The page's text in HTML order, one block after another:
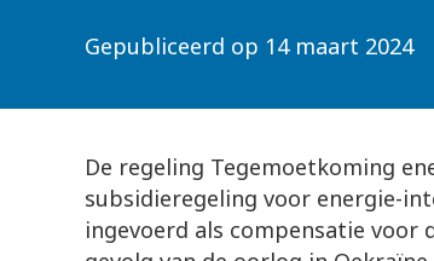
Gepubliceerd op 14 maart 2024
De regeling Tegemoetkoming
subsidieregeling voor energie-
ingevoerd als compensatie voor